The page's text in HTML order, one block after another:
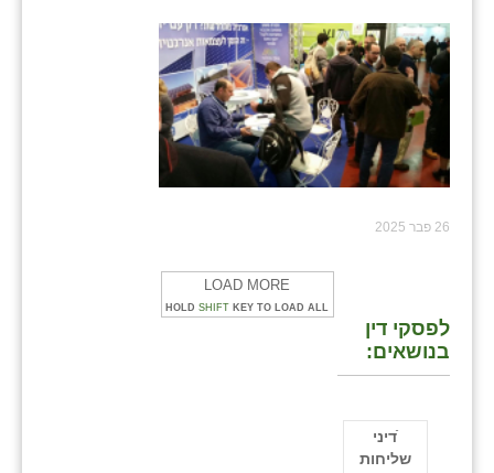
26 פבר 2025
LOAD MORE
HOLD SHIFT KEY TO LOAD ALL
לפסקי דין
בנושאים:
ֿדיני
שליחות